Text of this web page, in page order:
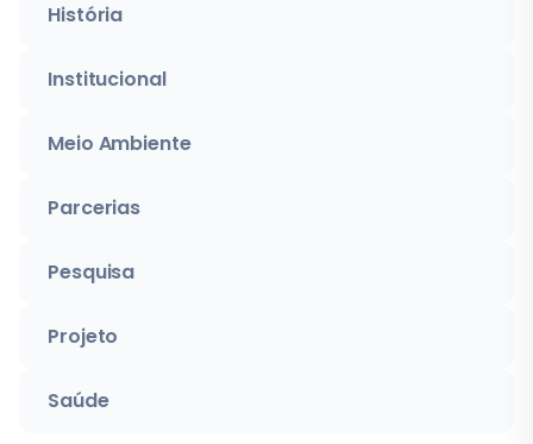
História
Institucional
Meio Ambiente
Parcerias
Pesquisa
Projeto
Saúde